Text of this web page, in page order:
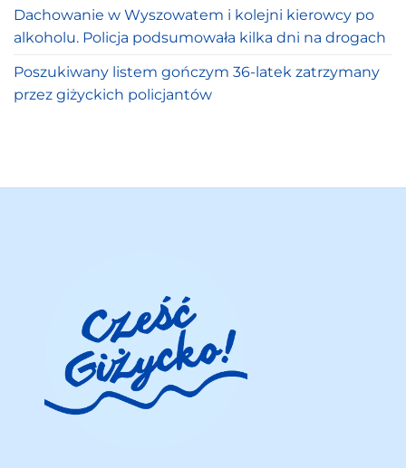
Dachowanie w Wyszowatem i kolejni kierowcy po
alkoholu. Policja podsumowała kilka dni na drogach
Poszukiwany listem gończym 36-latek zatrzymany
przez giżyckich policjantów